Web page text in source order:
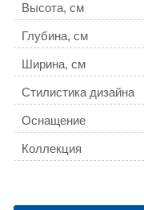
Высота, см
Глубина, см
Ширина, см
Стилистика дизайна
Оснащение
Коллекция